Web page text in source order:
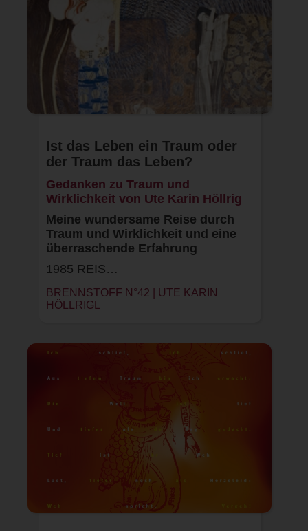
Ist das Leben ein Traum oder
der Traum das Leben?
Gedanken zu Traum und
Wirklichkeit von Ute Karin Höllrig
Meine wundersame Reise durch
Traum und Wirklichkeit und eine
überraschende Erfahrung
1985 REIS…
BRENNSTOFF N°42 | UTE KARIN
HÖLLRIGL